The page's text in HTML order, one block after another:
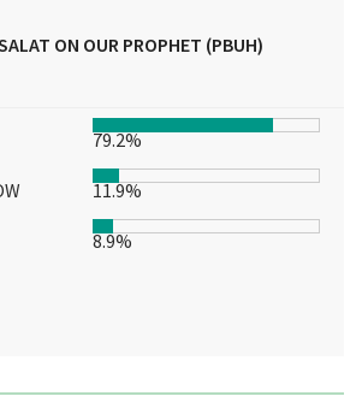
ON OUR PROPHET (PBUH)
79.2%
11.9%
8.9%